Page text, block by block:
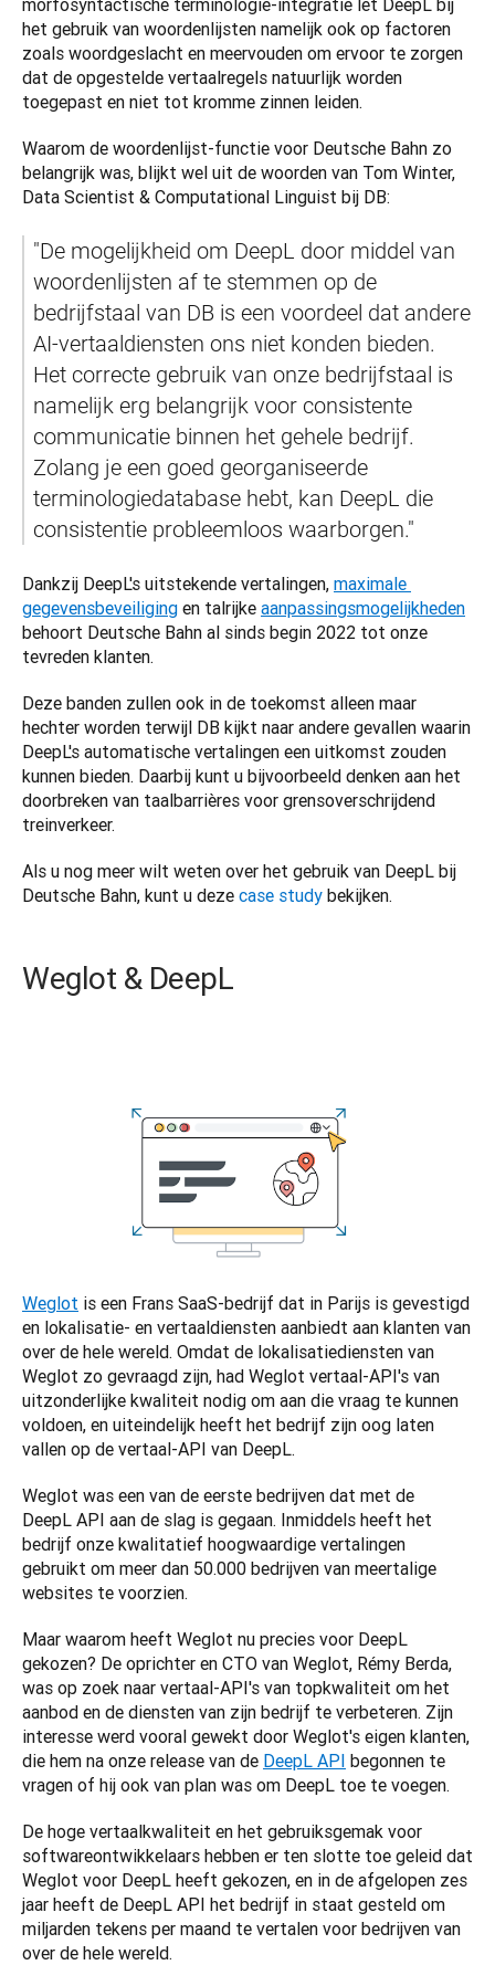
morfosyntactische terminologie-integratie let DeepL bij
het gebruik van woordenlijsten namelijk ook op factoren
zoals woordgeslacht en meervouden om ervoor te zorgen
dat de opgestelde vertaalregels natuurlijk worden
toegepast en niet tot kromme zinnen leiden.
Waarom de woordenlijst-functie voor Deutsche Bahn zo
belangrijk was, blijkt wel uit de woorden van Tom Winter,
Data Scientist & Computational Linguist bij DB:
"De mogelijkheid om DeepL door middel van
woordenlijsten af te stemmen op de
bedrijfstaal van DB is een voordeel dat andere
AI-vertaaldiensten ons niet konden bieden.
Het correcte gebruik van onze bedrijfstaal is
namelijk erg belangrijk voor consistente
communicatie binnen het gehele bedrijf.
Zolang je een goed georganiseerde
terminologiedatabase hebt, kan DeepL die
consistentie probleemloos waarborgen."
Dankzij DeepL's uitstekende vertalingen, maximale
gegevensbeveiliging en talrijke aanpassingsmogelijkheden
behoort Deutsche Bahn al sinds begin 2022 tot onze
tevreden klanten.
Deze banden zullen ook in de toekomst alleen maar
hechter worden terwijl DB kijkt naar andere gevallen waarin
DeepL's automatische vertalingen een uitkomst zouden
kunnen bieden. Daarbij kunt u bijvoorbeeld denken aan het
doorbreken van taalbarrières voor grensoverschrijdend
treinverkeer.
Als u nog meer wilt weten over het gebruik van DeepL bij
Deutsche Bahn, kunt u deze case study bekijken.
Weglot & DeepL
Weglot is een Frans SaaS-bedrijf dat in Parijs is gevestigd
en lokalisatie- en vertaaldiensten aanbiedt aan klanten van
over de hele wereld. Omdat de lokalisatiediensten van
Weglot zo gevraagd zijn, had Weglot vertaal-API's van
uitzonderlijke kwaliteit nodig om aan die vraag te kunnen
voldoen, en uiteindelijk heeft het bedrijf zijn oog laten
vallen op de vertaal-API van DeepL.
Weglot was een van de eerste bedrijven dat met de
DeepL API aan de slag is gegaan. Inmiddels heeft het
bedrijf onze kwalitatief hoogwaardige vertalingen
gebruikt om meer dan 50.000 bedrijven van meertalige
websites te voorzien.
Maar waarom heeft Weglot nu precies voor DeepL
gekozen? De oprichter en CTO van Weglot, Rémy Berda,
was op zoek naar vertaal-API's van topkwaliteit om het
aanbod en de diensten van zijn bedrijf te verbeteren. Zijn
interesse werd vooral gewekt door Weglot's eigen klanten,
die hem na onze release van de DeepL API begonnen te
vragen of hij ook van plan was om DeepL toe te voegen.
De hoge vertaalkwaliteit en het gebruiksgemak voor
softwareontwikkelaars hebben er ten slotte toe geleid dat
Weglot voor DeepL heeft gekozen, en in de afgelopen zes
jaar heeft de DeepL API het bedrijf in staat gesteld om
miljarden tekens per maand te vertalen voor bedrijven van
over de hele wereld.